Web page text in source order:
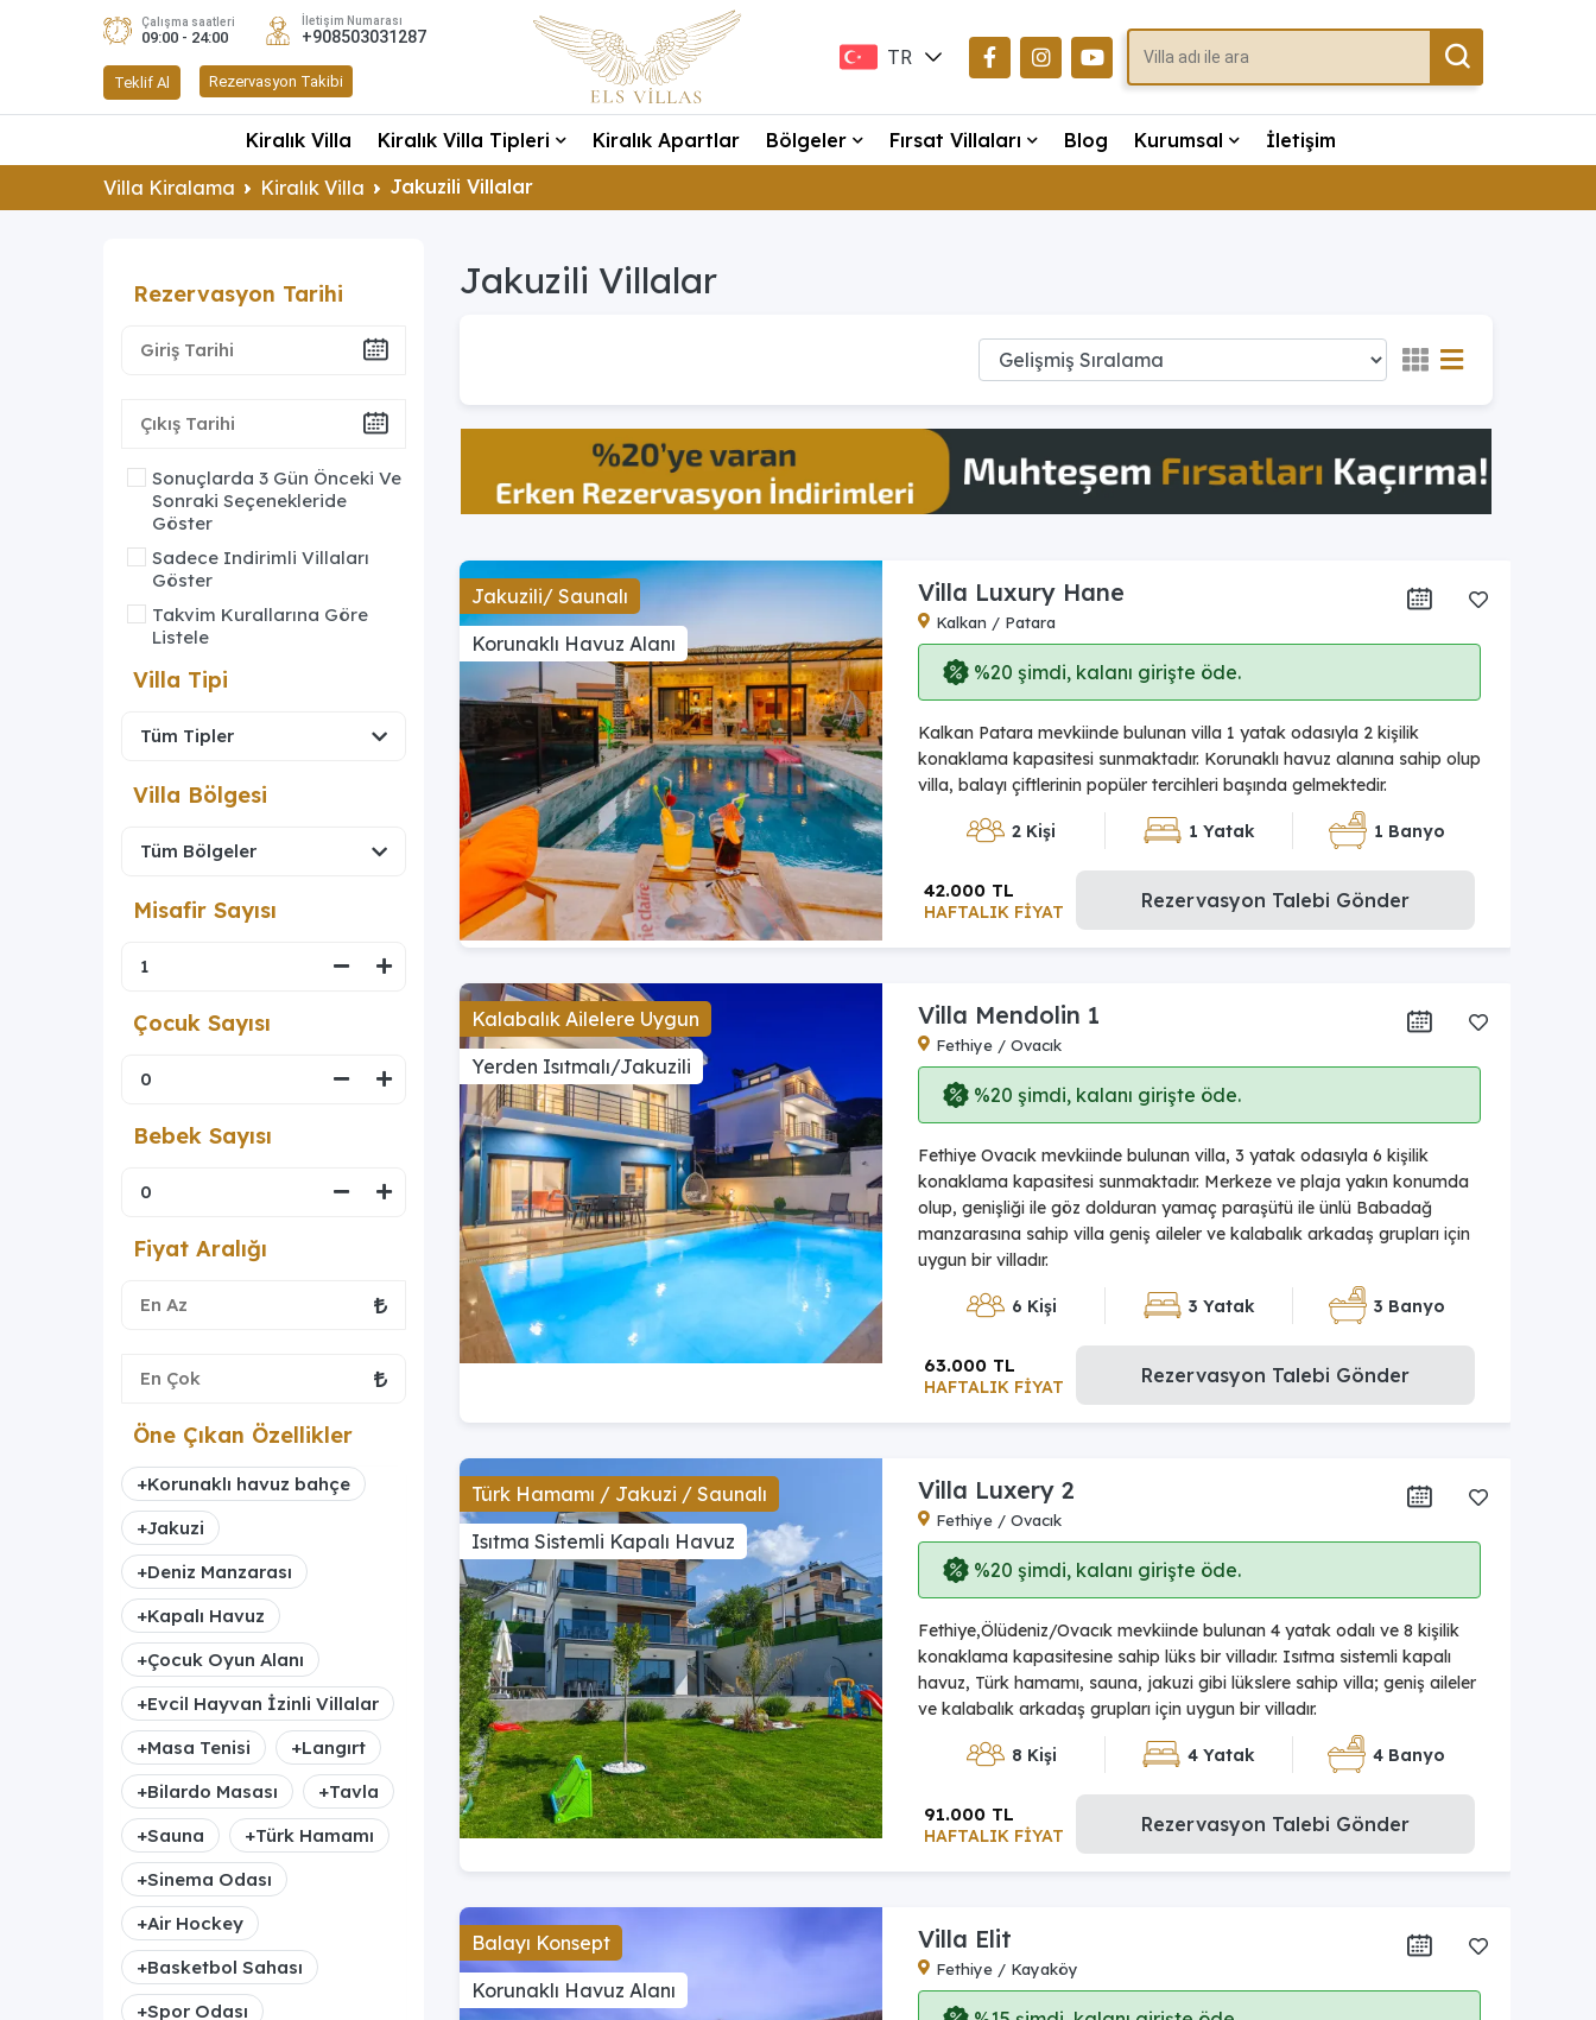
Çalışma saatleri
09:00 - 24:00
İletişim Numarası
+908503031287
Teklif Al Rezervasyon Takibi
TR
DE
Kiralık Villa Kiralık Villa Tipleri Kiralık Apartlar Bölgeler Fırsat Villaları Blog Kurumsal
İletişim
Villa Kiralama
Kiralık Villa Jakuzili Villalar
Rezervasyon Tarihi
Sonuçlarda 3 Gün Önceki Ve
Sonraki Seçenekleride
Göster
Sadece Indirimli Villaları
Göster
Takvim Kurallarına Göre
Listele
Villa Tipi
Villa Bölgesi
Misafir Sayısı
Çocuk Sayısı
Bebek Sayısı
Fiyat Aralığı
Öne Çıkan Özellikler
+Korunaklı havuz bahçe
+Jakuzi
+Deniz Manzarası
+Kapalı Havuz
+Çocuk Oyun Alanı
+Evcil Hayvan İzinli Villalar
+Masa Tenisi +Langırt
+Bilardo Masası +Tavla
+Sauna +Türk Hamamı
+Sinema Odası
+Air Hockey
+Basketbol Sahası
+Spor Odası
Jakuzili Villalar
Jakuzili/ Saunalı
Korunaklı Havuz Alanı
Villa Luxury Hane
Kalkan / Patara
%20 şimdi, kalanı girişte öde.
Kalkan Patara mevkiinde bulunan villa 1 yatak odasıyla 2 kişilik
konaklama kapasitesi sunmaktadır. Korunaklı havuz alanına sahip olup
villa, balayı çiftlerinin popüler tercihleri başında gelmektedir.
2 Kişi 1 Yatak 1 Banyo
HAFTALIK FİYAT
42.000 TL Rezervasyon Talebi Gönder
Kalabalık Ailelere Uygun
Yerden Isıtmalı/Jakuzili
Villa Mendolin 1
Fethiye / Ovacık
%20 şimdi, kalanı girişte öde.
Fethiye Ovacık mevkiinde bulunan villa, 3 yatak odasıyla 6 kişilik
konaklama kapasitesi sunmaktadır. Merkeze ve plaja yakın konumda
olup, genişliği ile göz dolduran yamaç paraşütü ile ünlü Babadağ
manzarasına sahip villa geniş aileler ve kalabalık arkadaş grupları için
uygun bir villadır.
6 Kişi 3 Yatak 3 Banyo
HAFTALIK FİYAT
63.000 TL Rezervasyon Talebi Gönder
Türk Hamamı / Jakuzi / Saunalı
Isıtma Sistemli Kapalı Havuz
Villa Luxery 2
Fethiye / Ovacık
%20 şimdi, kalanı girişte öde.
Fethiye,Ölüdeniz/Ovacık mevkiinde bulunan 4 yatak odalı ve 8 kişilik
konaklama kapasitesine sahip lüks bir villadır. Isıtma sistemli kapalı
havuz, Türk hamamı, sauna, jakuzi gibi lükslere sahip villa; geniş aileler
ve kalabalık arkadaş grupları için uygun bir villadır.
8 Kişi 4 Yatak 4 Banyo
HAFTALIK FİYAT
91.000 TL Rezervasyon Talebi Gönder
Balayı Konsept
Korunaklı Havuz Alanı
Villa Elit
Fethiye / Kayaköy